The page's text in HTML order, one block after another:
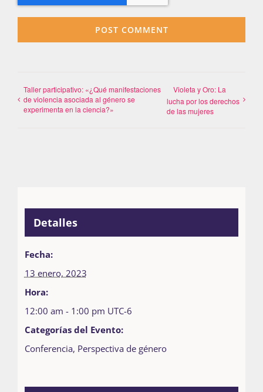
Taller participativo: «¿Qué manifestaciones
de violencia asociada al género se
experimenta en la ciencia?»
Violeta y Oro: La
lucha por los derechos
de las mujeres
Detalles
Fecha:
13 enero, 2023
Hora:
12:00 am - 1:00 pm UTC-6
Categorías del Evento:
Conferencia, Perspectiva de género